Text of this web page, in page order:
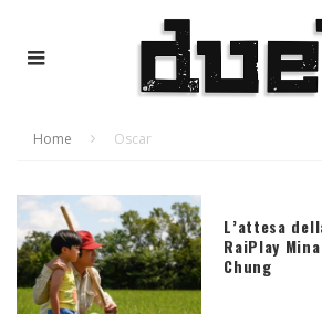
Home Oscar
L’attesa
RaiPlay
Chung